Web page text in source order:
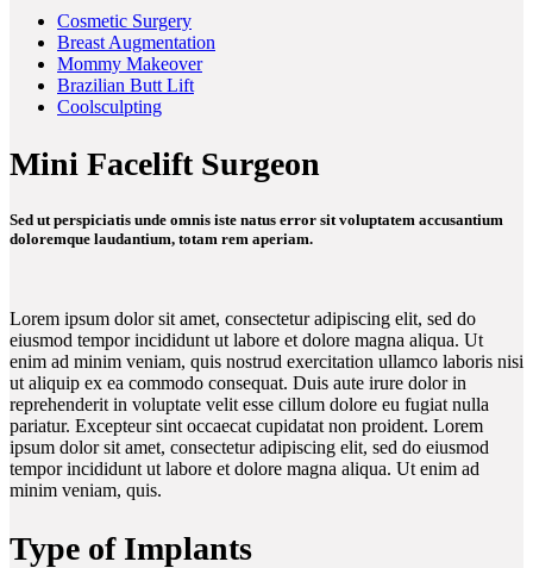
Cosmetic Surgery
Breast Augmentation
Mommy Makeover
Brazilian Butt Lift
Coolsculpting
Mini Facelift Surgeon
Sed ut perspiciatis unde omnis iste natus error sit voluptatem accusantium
doloremque laudantium, totam rem aperiam.
Lorem ipsum dolor sit amet, consectetur adipiscing elit, sed do
eiusmod tempor incididunt ut labore et dolore magna aliqua. Ut
enim ad minim veniam, quis nostrud exercitation ullamco laboris nisi
ut aliquip ex ea commodo consequat. Duis aute irure dolor in
reprehenderit in voluptate velit esse cillum dolore eu fugiat nulla
pariatur. Excepteur sint occaecat cupidatat non proident. Lorem
ipsum dolor sit amet, consectetur adipiscing elit, sed do eiusmod
tempor incididunt ut labore et dolore magna aliqua. Ut enim ad
minim veniam, quis.
Type of Implants